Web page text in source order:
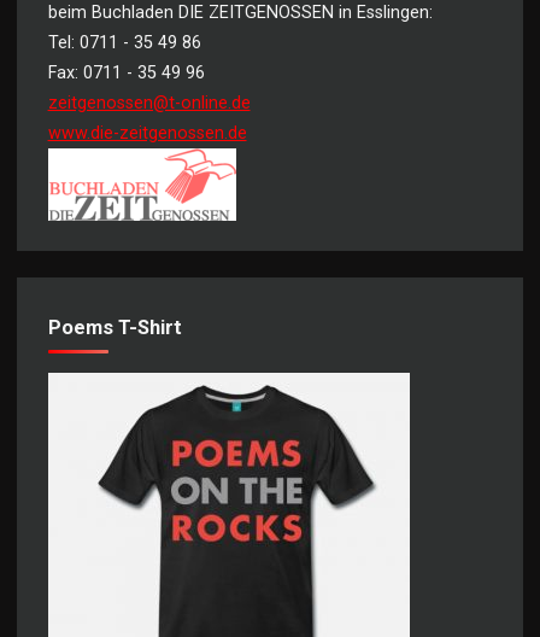
beim Buchladen DIE ZEITGENOSSEN in Esslingen:
Tel: 0711 - 35 49 86
Fax: 0711 - 35 49 96
zeitgenossen@t-online.de
www.die-zeitgenossen.de
Poems T-Shirt